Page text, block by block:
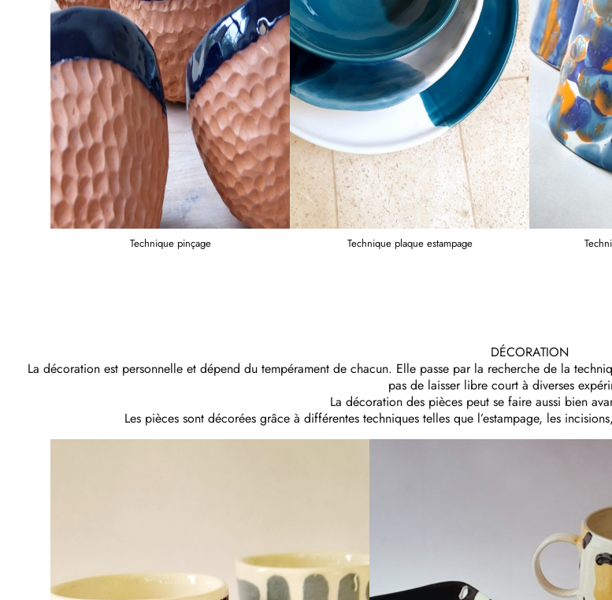
Technique pinçage Technique plaque estampage
DÉCORATION
La décoration est personnelle et dépend du tempérament de chacun. Elle passe par la recherche de la
pas de laisser libre court à diverses
La décoration des pièces peut se faire aussi bien
Les pièces sont décorées grâce à différentes techniques telles que l’estampage, les